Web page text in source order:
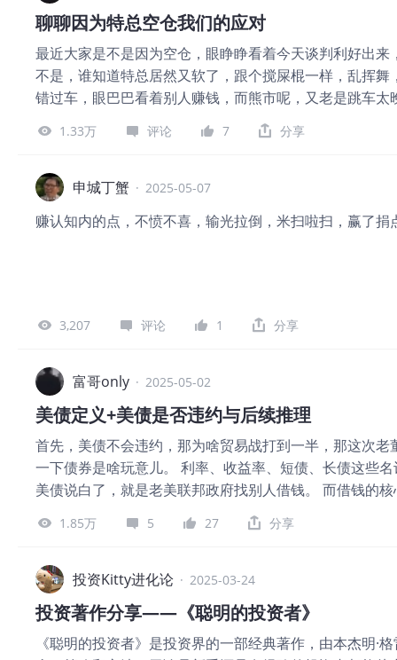
高点，一不小心就会高位站岗，导致大亏。 股市里有句
割韭菜，危险系数极高。 还有就是一旦有怀疑，就选择
来验证，直接离场即可。 每个人的心态和承受能力各不
场。 除非你的心理承受能力极强，能够无视股价在止盈
管住自己的手，只做自己熟悉的交易模式。哪个板块，
奏不对，也要空仓，比如说连着亏了好几笔，一出手就
后要空仓，让自己冷静下来，避免影响心态。 大赚之后
聊聊因为特总空仓我们的应对
最近大家是不是因为空仓，眼睁睁看着今天谈判利好出
不是，谁知道特总居然又软了，跟个搅屎棍一样，乱挥
错过车，眼巴巴看着别人赚钱，而熊市呢，又老是跳车
好多交易者，都受不了空仓的寂寞，但是你想想，周围
怕错过赚钱的好机会。但说不定啊，机会就在这时候偷
时候，老是把握不好节奏，“这就得再讲讲交易心态的养
仓，还是追加保证金？要是持仓浮亏到了本金的20%，
停交易1小时。这1小时啊，你可以去写交易日记，把每
意身边
1.33万 评论 7 分享
申城丁蟹 · 2025-05-07
赚认知内的点，不愤不喜，输光拉倒，米扫啦扫，赢了捐
3,207 评论 1 分享
富哥only · 2025-05-02
美债定义+美债是否违约与后续推理
首先，美债不会违约，那为啥贸易战打到一半，那这次
一下债券是啥玩意儿。 利率、收益率、短债、长债这些
美债说白了，就是老美联邦政府找别人借钱。 而借钱的
不能还钱，人和人信用不一样，国家和国家信用也不同
也影响利率，借得短利息就低，借得长利息就高，这就
利息、借款时间、本金都是确定，但财经新闻为啥说债
债券定价。” 比如说有个公司之前发行过企业债券，每
块卖你，利息都归你，你会买吗？正常人那肯定不会啊
就会说50块卖就买。他想的是，公司要是倒闭了，50块
1.85万 5 27 分享
投资Kitty进化论 · 2025-03-24
投资著作分享——《聪明的投资者》
《聪明的投资者》是投资界的一部经典著作，由本杰明·